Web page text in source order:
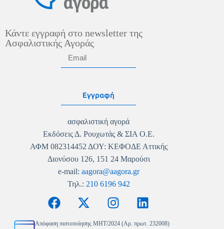
Κάντε εγγραφή στο newsletter της
Ασφαλιστικής Αγοράς
Εγγραφή
ασφαλιστική αγορά
Εκδόσεις Δ. Ρουχωτάς & ΣΙΑ Ο.Ε.
ΑΦΜ 082314452 ΔΟΥ: ΚΕΦΟΔΕ Αττικής
Διονύσου 126, 151 24 Μαρούσι
e-mail: aagora@aagora.gr
Τηλ.: 210 6196 942
Απόφαση πιστοποίησης MHT/2024 (Αρ. πρωτ. 232008)